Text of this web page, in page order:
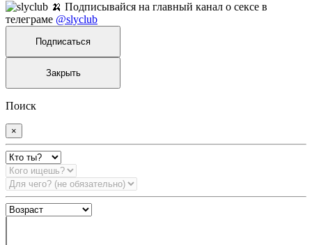
🍌 Подписывайся на главный канал о сексе в
телеграме @slyclub
Подписаться
Закрыть
Поиск
×